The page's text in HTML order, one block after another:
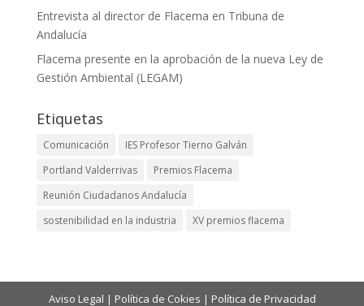
Entrevista al director de Flacema en Tribuna de
Andalucía
Flacema presente en la aprobación de la nueva Ley de
Gestión Ambiental (LEGAM)
Etiquetas
Comunicación
IES Profesor Tierno Galván
Portland Valderrivas
Premios Flacema
Reunión Ciudadanos Andalucía
sostenibilidad en la industria
XV premios flacema
Aviso Legal | Política de Cokies | Política de Privacidad